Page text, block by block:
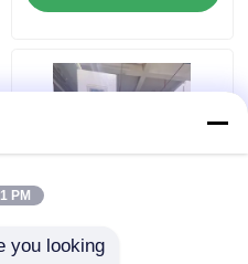
caixa
PM
you looking